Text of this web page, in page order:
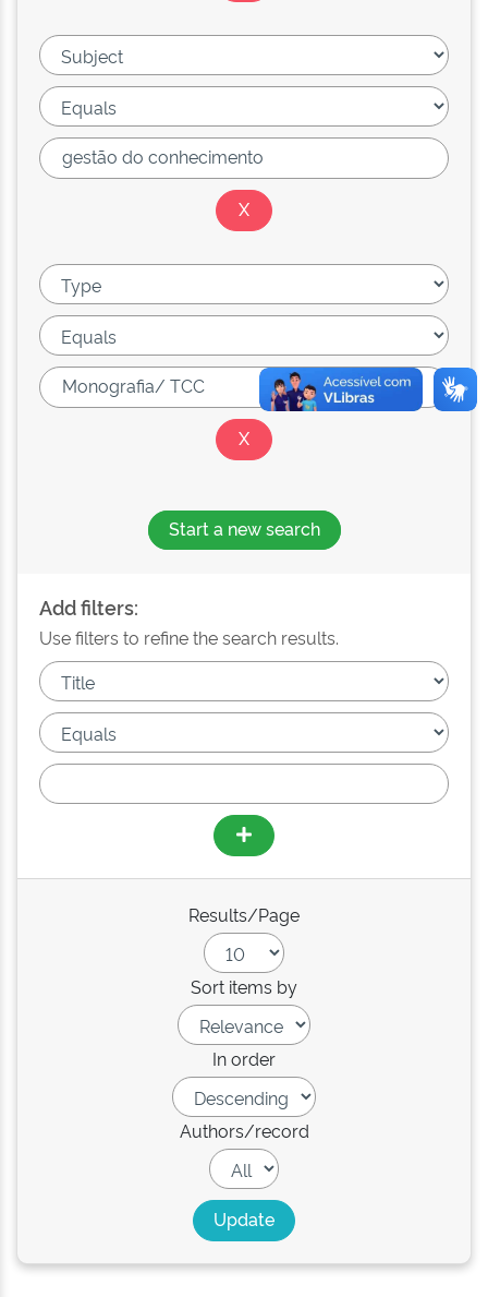
Start a new search
Add filters:
Use filters to refine the search results.
Results/Page
Sort items by
In order
Authors/record